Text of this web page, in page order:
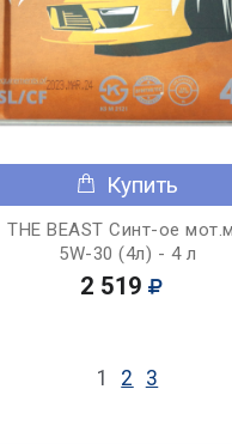
Купить
THE BEAST Синт-ое
5W-30 (4л) - 4 л
2 519
1 2 3